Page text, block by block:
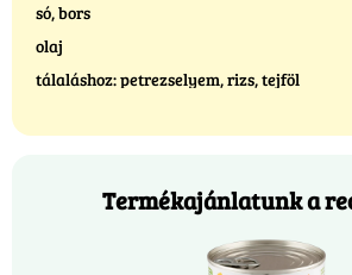
só, bors
olaj
tálaláshoz: petrezselyem, rizs, tejföl
Termékajánlatunk a